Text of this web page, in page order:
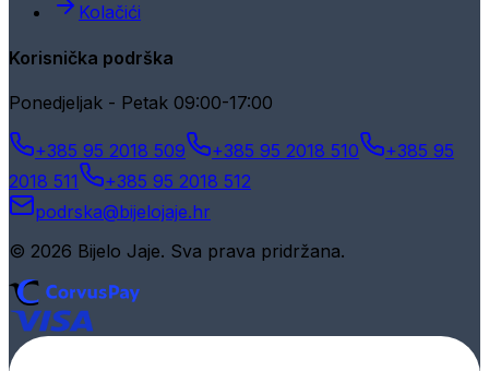
Kolačići
Korisnička podrška
Ponedjeljak - Petak 09:00-17:00
+385 95 2018 509 +385 95 2018 510
+385 95
2018 511
+385 95 2018 512
podrska@bijelojaje.hr
© 2026 Bijelo Jaje. Sva prava pridržana.